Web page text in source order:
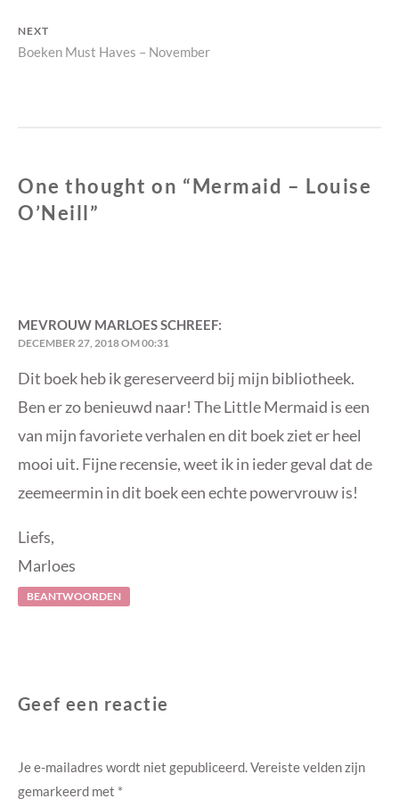
NEXT
Next
Boeken Must Haves – November
One thought on “Mermaid – Louise
O’Neill”
MEVROUW MARLOESSCHREEF:
DECEMBER 27, 2018 OM 00:31
Dit boek heb ik gereserveerd bij mijn bibliotheek.
Ben er zo benieuwd naar! The Little Mermaid is een
van mijn favoriete verhalen en dit boek ziet er heel
mooi uit. Fijne recensie, weet ik in ieder geval dat de
zeemeermin in dit boek een echte powervrouw is!
Liefs,
Marloes
BEANTWOORDEN
Geef een reactie
Je e-mailadres wordt niet gepubliceerd.Vereiste velden zijn
gemarkeerd met *